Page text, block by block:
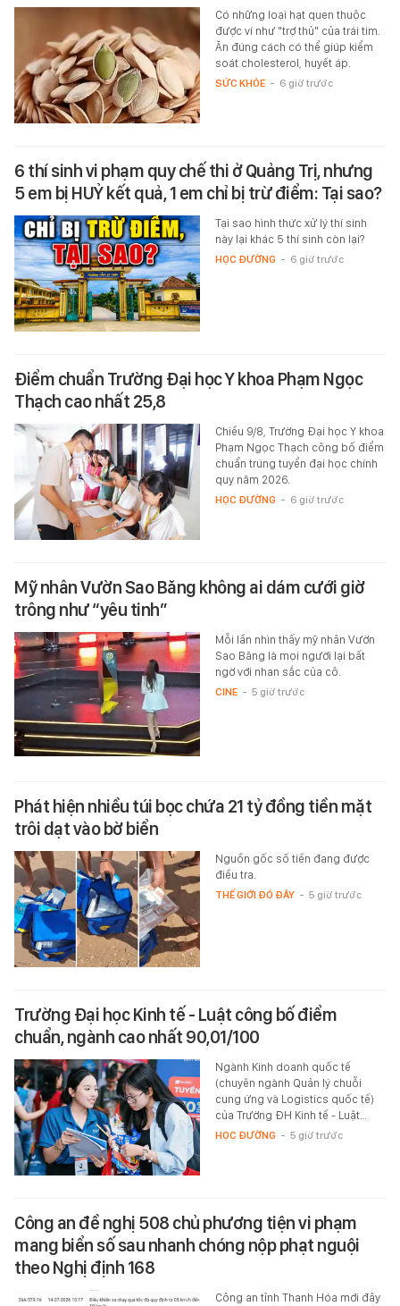
Có những loại hạt quen thuộc
được ví như "trợ thủ" của trái tim.
Ăn đúng cách có thể giúp kiểm
soát cholesterol, huyết áp.
SỨC KHỎE - 6 giờ trước
6 thí sinh vi phạm quy chế thi ở Quảng Trị, nhưng
5 em bị HUỶ kết quả, 1 em chỉ bị trừ điểm: Tại sao?
Tại sao hình thức xử lý thí sinh
này lại khác 5 thí sinh còn lại?
HỌC ĐƯỜNG - 6 giờ trước
Điểm chuẩn Trường Đại học Y khoa Phạm Ngọc
Thạch cao nhất 25,8
Chiều 9/8, Trường Đại học Y khoa
Phạm Ngọc Thạch công bố điểm
chuẩn trúng tuyển đại học chính
quy năm 2026.
HỌC ĐƯỜNG - 6 giờ trước
Mỹ nhân Vườn Sao Băng không ai dám cưới giờ
trông như “yêu tinh”
Mỗi lần nhìn thấy mỹ nhân Vườn
Sao Băng là mọi người lại bất
ngờ với nhan sắc của cô.
CINE - 5 giờ trước
Phát hiện nhiều túi bọc chứa 21 tỷ đồng tiền mặt
trôi dạt vào bờ biển
Nguồn gốc số tiền đang được
điều tra.
THẾ GIỚI ĐÓ ĐÂY - 5 giờ trước
Trường Đại học Kinh tế - Luật công bố điểm
chuẩn, ngành cao nhất 90,01/100
Ngành Kinh doanh quốc tế
(chuyên ngành Quản lý chuỗi
cung ứng và Logistics quốc tế)
của Trường ĐH Kinh tế - Luật…
HỌC ĐƯỜNG - 5 giờ trước
Công an đề nghị 508 chủ phương tiện vi phạm
mang biển số sau nhanh chóng nộp phạt nguội
theo Nghị định 168
Công an tỉnh Thanh Hóa mới đây